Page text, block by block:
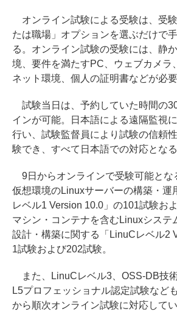
オンライン試験による受験は、受
たは職場」オプションを選ぶだけで
る。オンライン試験の受験には、静
境、要件を満たすPC、ウェブカメラ
ネット環境、個人の証明書などが必要
試験当日は、予約していた時間の
インが可能。日本語による遠隔監視
行い、試験監督員により試験の信頼
験でき、すべて日本語での対応となる
9日からオンラインで受験可能とな
仮想環境のLinuxサーバーの構築・運
レベル1 Version 10.0」の101試験お
マシン・コンテナを含むLinuxシステ
設計・構築に関する「LinuCレベル2
1試験および202試験。
また、LinuCレベル3、OSS-DB技
L5プロフェッショナル認定試験など
から順次オンライン試験に対応してい